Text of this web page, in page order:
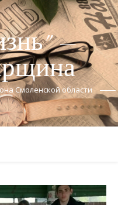
—
Смоленской области